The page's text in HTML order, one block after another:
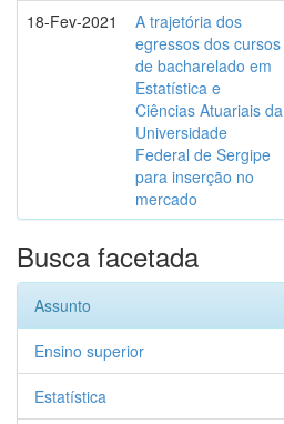
18-Fev-2021
A trajetória dos
egressos dos cursos
de bacharelado em
Estatística e
Ciências Atuariais da
Universidade
Federal de Sergipe
para inserção no
mercado
Busca facetada
Assunto
Ensino superior
Estatística